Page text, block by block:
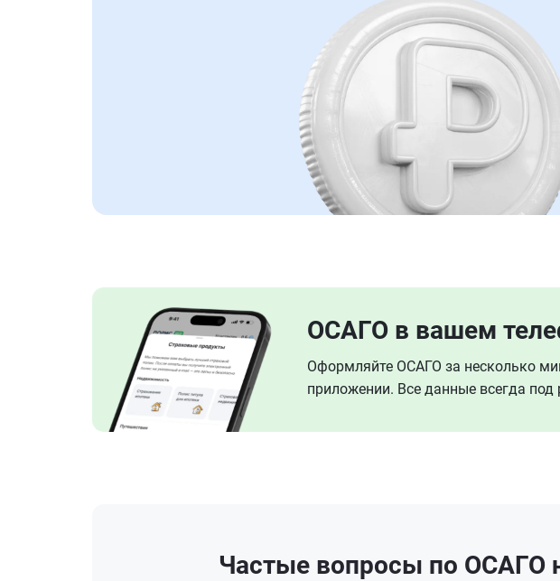
ОСАГО в вашем
Оформляйте ОСАГО за несколько
приложении. Все данные всегда под
Частые вопросы по ОСАГО